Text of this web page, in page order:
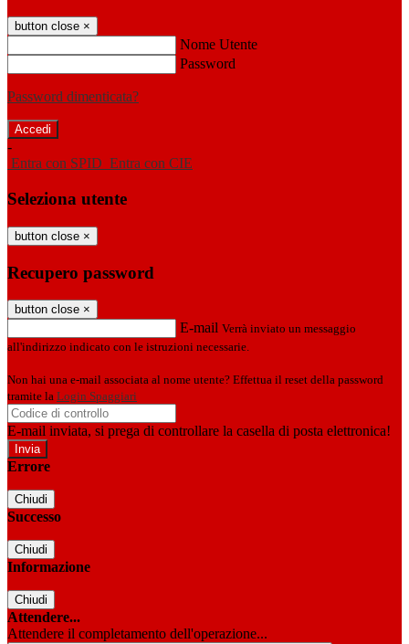
button close ×
Nome Utente
Password
Password dimenticata?
-
Entra con SPID Entra con CIE
Seleziona utente
button close ×
Recupero password
button close ×
E-mail Verrà inviato un messaggio
all'indirizzo indicato con le istruzioni necessarie.
Non hai una e-mail associata al nome utente? Effettua il reset della password
tramite la Login Spaggiari
E-mail inviata, si prega di controllare la casella di posta elettronica!
Errore
Chiudi
Successo
Chiudi
Informazione
Chiudi
Attendere...
Attendere il completamento dell'operazione...